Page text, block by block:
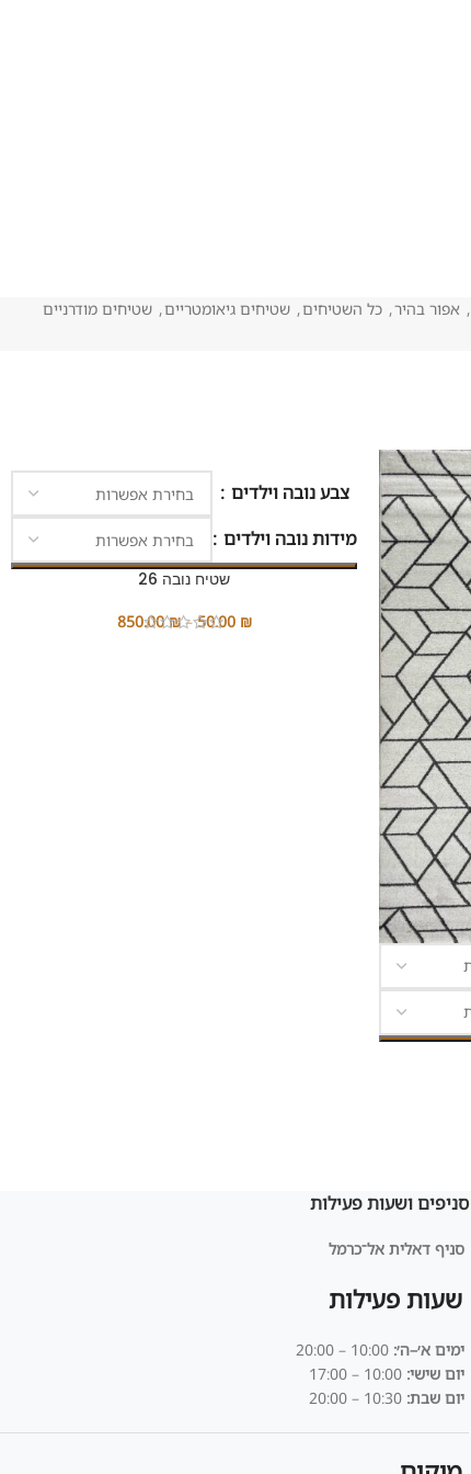
, אפור בהיר, כל השטיחים, שטיחים גיאומטריים, שטיחים מודרניים
צבע נובה וילדים
מידות נובה וילדים
שטיח נובה 26
50.00 ₪
–
850.00₪
סניפים ושעות פעילות
סניף דאלית אל־כרמל
שעות פעילות
ימים א׳–ה׳:
יום שישי:
יום שבת: